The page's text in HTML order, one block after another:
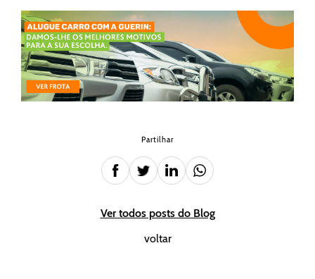
Partilhar
Ver todos posts do Blog
voltar